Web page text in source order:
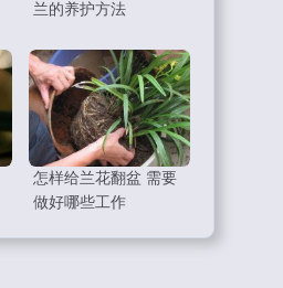
兰的养护方法
怎样给兰花翻盆 需要
做好哪些工作